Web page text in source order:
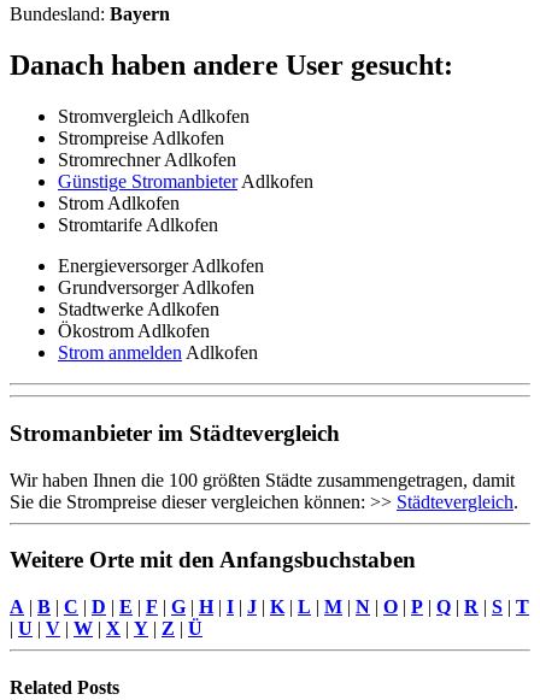
Bundesland: Bayern
Danach haben andere User gesucht:
Stromvergleich Adlkofen
Strompreise Adlkofen
Stromrechner Adlkofen
Günstige StromanbieterAdlkofen
Strom Adlkofen
Stromtarife Adlkofen
Energieversorger Adlkofen
Grundversorger Adlkofen
Stadtwerke Adlkofen
Ökostrom Adlkofen
Strom anmelden Adlkofen
Stromanbieter im Städtevergleich
Wir haben Ihnen die 100 größten Städte zusammengetragen, damit
Sie die Strompreise dieser vergleichen können: >> Städtevergleich.
Weitere Orte mit den Anfangsbuchstaben
A | B | C | D | E | F | G | H| I | J | K | L | M | N | O | P | Q | R | S | T
| U | V | W | X | Y | Z | Ü
Related Posts